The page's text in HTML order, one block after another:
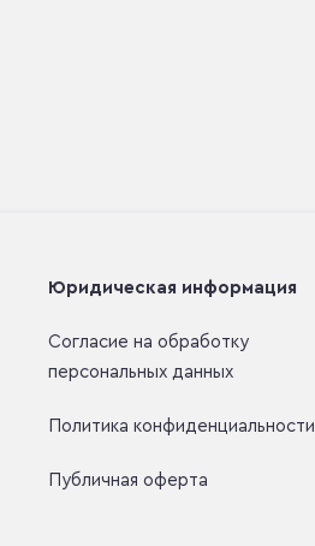
Юридическая информация
Согласие на обработку
персональных данных
Политика конфиденциальности
Публичная оферта